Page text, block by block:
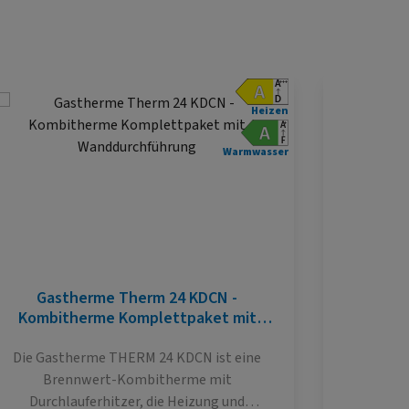
Heizen
Warmwasser
Gastherme Therm 24 KDCN -
Kombitherme Komplettpaket mit
Die Gastherme THERM 24 KDCN ist eine
Brennwert-Kombitherme mit
Durchlauferhitzer, die Heizung und